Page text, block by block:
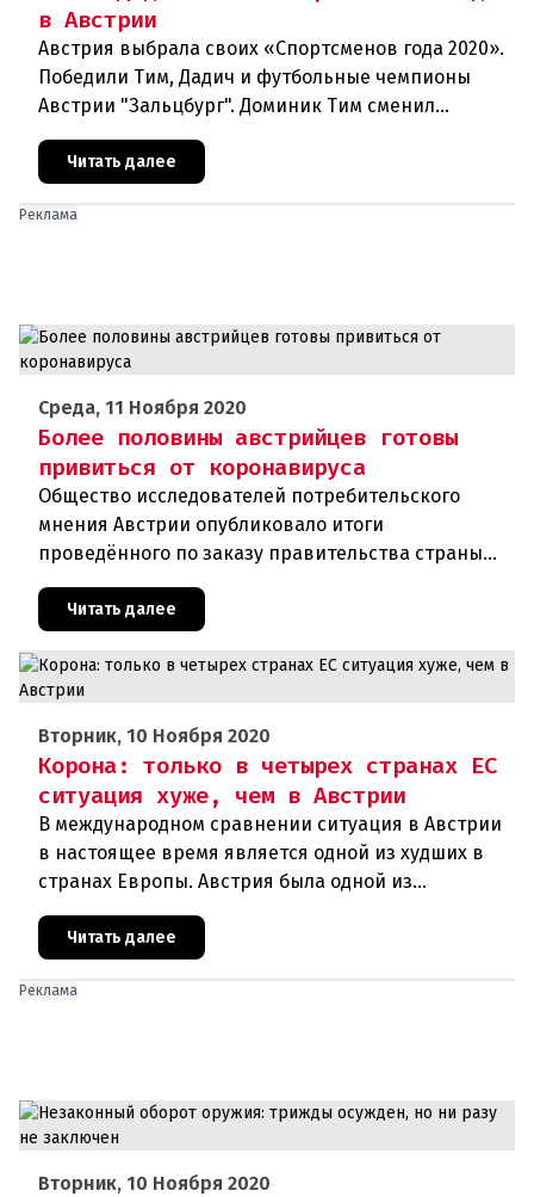
в Австрии
Австрия выбрала своих «Спортсменов года 2020».
Победили Тим, Дадич и футбольные чемпионы
Австрии "Зальцбург". Доминик Тим сменил
постоянного победителя Марселя Хиршера в
ранге Спортсмена года. На выбо
Читать далее
Реклама
Среда, 11 Ноября 2020
Более половины австрийцев готовы
привиться от коронавируса
Общество исследователей потребительского
мнения Австрии опубликовало итоги
проведённого по заказу правительства страны
соцопроса. В соответствии с ним около 54
процентов граждан республики хотят добро
Читать далее
Вторник, 10 Ноября 2020
Корона: только в четырех странах ЕС
ситуация хуже, чем в Австрии
В международном сравнении ситуация в Австрии
в настоящее время является одной из худших в
странах Европы. Австрия была одной из
образцовых стран во время первой волны
короны, но сейчас сильно отстает
Читать далее
Реклама
Вторник, 10 Ноября 2020